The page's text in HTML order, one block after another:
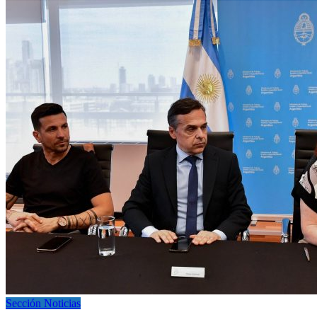
Sección Noticias